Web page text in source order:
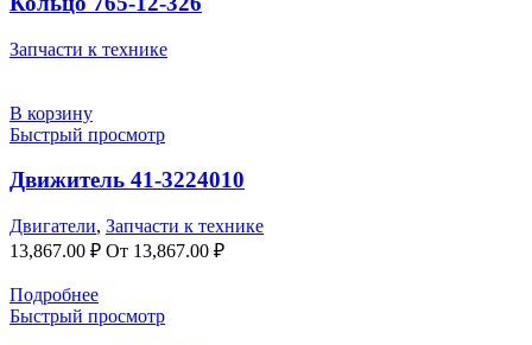
Запчасти к технике
В корзину
Быстрый просмотр
Движитель 41-3224010
Двигатели, Запчасти к технике
13,867.00 ₽ От 13,867.00 ₽
Подробнее
Быстрый просмотр